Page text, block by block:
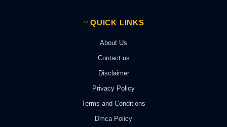
QUICK LINKS
About Us
Contact us
Disclaimer
Privacy Policy
Terms and Conditions
Dmca Policy